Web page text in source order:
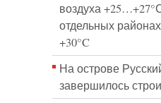
воздуха
отдельных
+30°C
На острове
завершилось